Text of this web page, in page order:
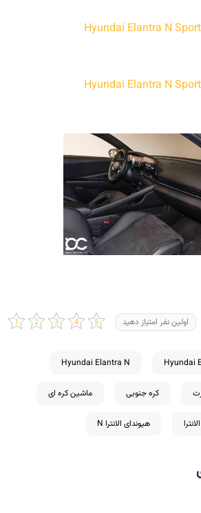
اولین نفر امتیاز دهید
Hyundai
Hyundai Elantra N
کره جنوبی ماشین کره ای
هیوندای الانترا N